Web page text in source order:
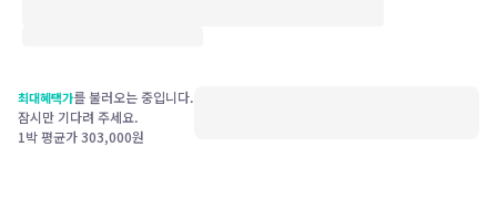
최대혜택가를 불러오는 중입니다.
잠시만 기다려 주세요.
1박 평균가303,000원